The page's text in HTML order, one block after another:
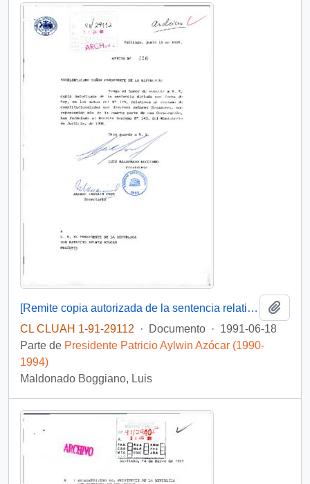
[Remite copia autorizada de la sentencia relativa al reclamo de constitucionalidad de diversos Senadores]
CL CLUAH 1-91-29112
· Documento · 1991-06-18
Parte de Presidente Patricio Aylwin Azócar (1990-
1994)
Maldonado Boggiano, Luis